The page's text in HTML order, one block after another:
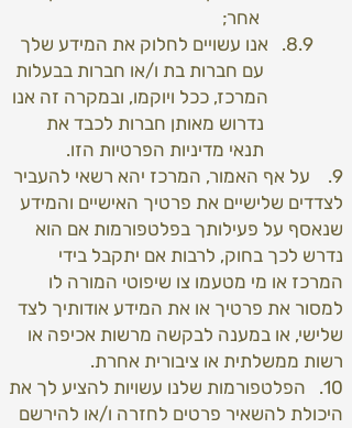
אחר;
8.9. אנו עשויים לחלוק את המידע שלך
עם חברות בת ו/או חברות בבעלות
המרכז, ככל ויוקמו, ובמקרה זה אנו
נדרוש מאותן חברות לכבד את
תנאי מדיניות הפרטיות הזו.
9. על אף האמור, המרכז יהא רשאי להעביר
לצדדים שלישיים את פרטיך האישיים והמידע
שנאסף על פעילותך בפלטפורמות אם הוא
נדרש לכך בחוק, לרבות אם יתקבל בידי
המרכז או מי מטעמו צו שיפוטי המורה לו
למסור את פרטיך או את המידע אודותיך לצד
שלישי, או במענה לבקשה מרשות אכיפה או
רשות ממשלתית או ציבורית אחרת.
10. הפלטפורמות שלנו עשויות להציע לך את
היכולת להשאיר פרטים לחזרה ו/או להירשם